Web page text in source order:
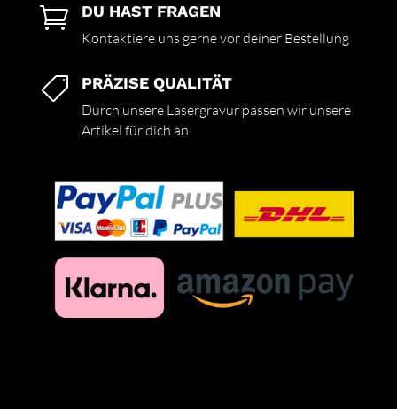
 DU HAST FRAGEN
Kontaktiere uns gerne vor deiner Bestellung
 PRÄZISE QUALITÄT
Durch unsere Lasergravur passen wir unsere
Artikel für dich an!